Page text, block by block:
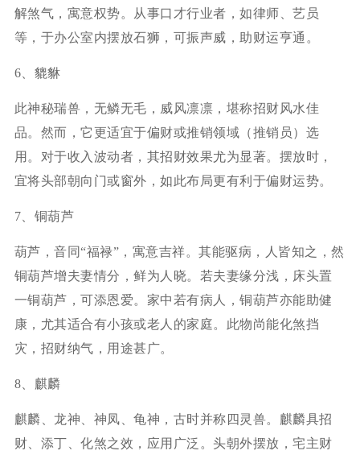
解煞气，寓意权势。从事口才行业者，如律师、艺员
等，于办公室内摆放石狮，可振声威，助财运亨通。
6、貔貅
此神秘瑞兽，无鳞无毛，威风凛凛，堪称招财风水佳
品。然而，它更适宜于偏财或推销领域（推销员）选
用。对于收入波动者，其招财效果尤为显著。摆放时，
宜将头部朝向门或窗外，如此布局更有利于偏财运势。
7、铜葫芦
葫芦，音同“福禄”，寓意吉祥。其能驱病，人皆知之，然
铜葫芦增夫妻情分，鲜为人晓。若夫妻缘分浅，床头置
一铜葫芦，可添恩爱。家中若有病人，铜葫芦亦能助健
康，尤其适合有小孩或老人的家庭。此物尚能化煞挡
灾，招财纳气，用途甚广。
8、麒麟
麒麟、龙神、神凤、龟神，古时并称四灵兽。麒麟具招
财、添丁、化煞之效，应用广泛。头朝外摆放，宅主财